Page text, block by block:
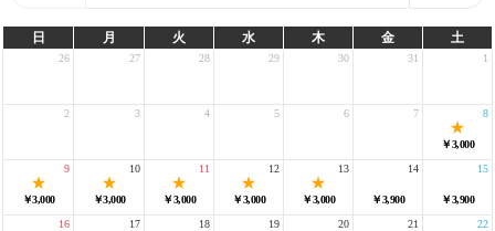
日 月 火 水 木 金 土
26 27 28 29 30 31 1
2 3 4 5 6 7
￥3,000
8
￥3,000
9
￥3,000
10
￥3,000
11
￥3,000
12
￥3,000
13
￥3,900
14
￥3,900
15
16 17 18 19 20 21 22